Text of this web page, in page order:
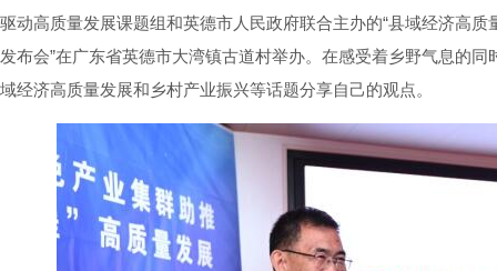
驱动高质量发展课题组和英德市人民政府联合主办的“县域经济高
发布会”在广东省英德市大湾镇古道村举办。在感受着乡野气息的
域经济高质量发展和乡村产业振兴等话题分享自己的观点。